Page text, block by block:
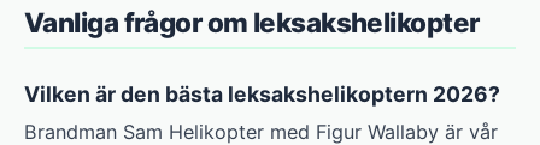
Vanliga frågor om leksakshelikopter
Vilken är den bästa leksakshelikoptern 2026?
Brandman Sam Helikopter med Figur Wallaby är vår